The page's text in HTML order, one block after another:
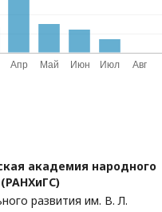
академия народного
развития им. В. Л.